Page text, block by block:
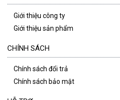
Giới thiệu công ty
Giới thiệu sản phẩm
CHÍNH SÁCH
Chính sách đổi trả
Chính sách bảo mật